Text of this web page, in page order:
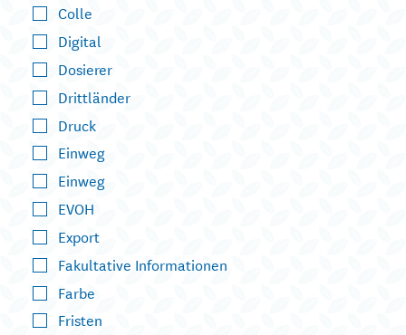
Colle
Digital
Dosierer
Drittländer
Druck
Einweg
Einweg
EVOH
Export
Fakultative Informationen
Farbe
Fristen